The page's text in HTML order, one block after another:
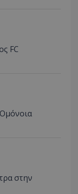
FC
στην